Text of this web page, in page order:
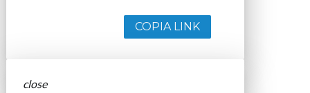
COPIA LINK
close